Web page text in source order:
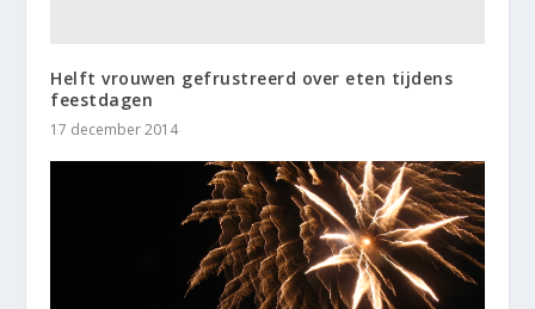
Helft vrouwen gefrustreerd over eten tijdens
feestdagen
17 december 2014